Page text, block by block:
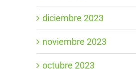
diciembre 2023
noviembre 2023
octubre 2023